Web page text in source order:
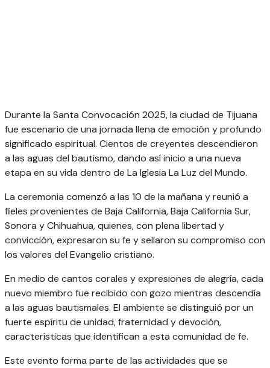
Durante la Santa Convocación 2025, la ciudad de Tijuana
fue escenario de una jornada llena de emoción y profundo
significado espiritual. Cientos de creyentes descendieron
a las aguas del bautismo, dando así inicio a una nueva
etapa en su vida dentro de La Iglesia La Luz del Mundo.
La ceremonia comenzó a las 10 de la mañana y reunió a
fieles provenientes de Baja California, Baja California Sur,
Sonora y Chihuahua, quienes, con plena libertad y
convicción, expresaron su fe y sellaron su compromiso con
los valores del Evangelio cristiano.
En medio de cantos corales y expresiones de alegría, cada
nuevo miembro fue recibido con gozo mientras descendía
a las aguas bautismales. El ambiente se distinguió por un
fuerte espíritu de unidad, fraternidad y devoción,
características que identifican a esta comunidad de fe.
Este evento forma parte de las actividades que se